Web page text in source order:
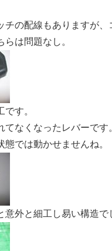
チの配線もありますが、
らは問題なし。
す。
てなくなったレバーです
態では動かせませんね。
意外と細工し易い構造で